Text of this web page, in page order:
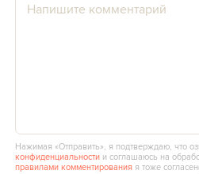
Нажимая «Отправить», я подтверждаю, что
конфиденциальности и соглашаюсь на
правилами комментирования я тоже